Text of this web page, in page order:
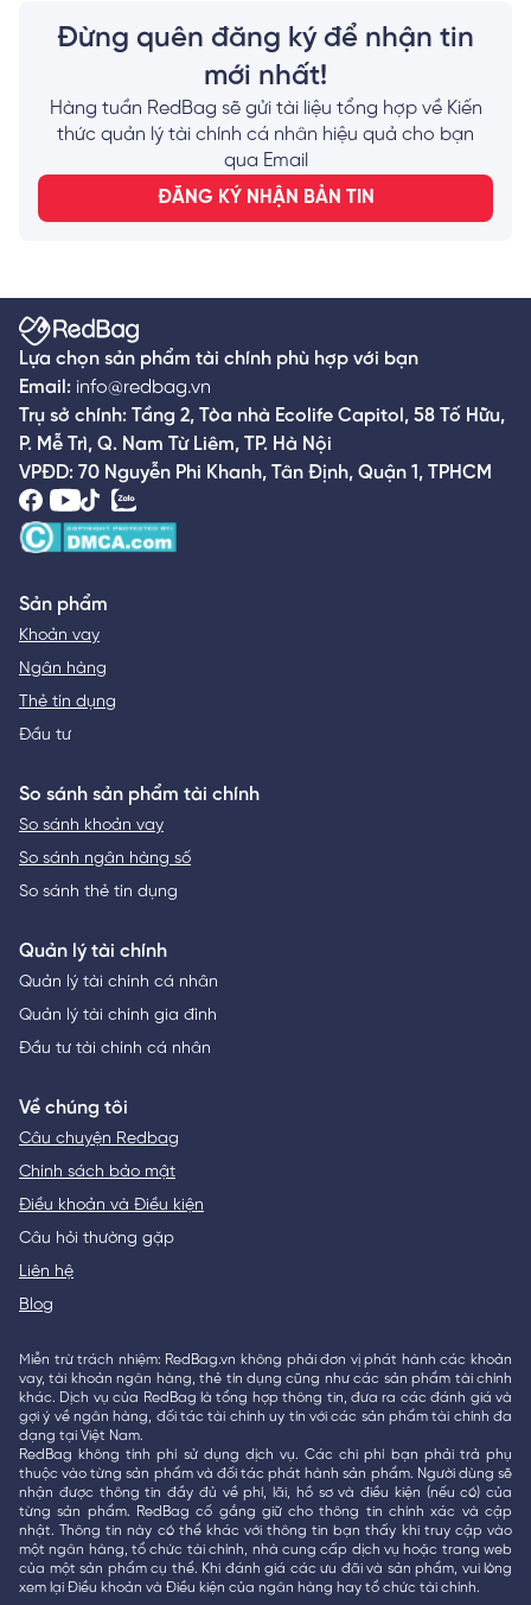
đen của VPBank nhanh nhất!
Đừng quên đăng ký để nhận tin
mới nhất!
Hàng tuần RedBag sẽ gửi tài liệu tổng hợp về Kiến
thức quản lý tài chính cá nhân hiệu quả cho bạn
qua Email
ĐĂNG KÝ NHẬN BẢN TIN
Lựa chọn sản phẩm tài chính phù hợp với bạn
Email: info@redbag.vn
Trụ sở chính: Tầng 2, Tòa nhà Ecolife Capitol, 58 Tố Hữu,
P. Mễ Trì, Q. Nam Từ Liêm, TP. Hà Nội
VPĐD: 70 Nguyễn Phi Khanh, Tân Định, Quận 1, TPHCM
Sản phẩm
Khoản vay
Ngân hàng
Thẻ tín dụng
Đầu tư
So sánh sản phẩm tài chính
So sánh khoản vay
So sánh ngân hàng số
So sánh thẻ tín dụng
Quản lý tài chính
Quản lý tài chính cá nhân
Quản lý tài chính gia đình
Đầu tư tài chính cá nhân
Về chúng tôi
Câu chuyện Redbag
Chính sách bảo mật
Điều khoản và Điều kiện
Câu hỏi thường gặp
Liên hệ
Blog
Miễn trừ trách nhiệm: RedBag.vn không phải đơn vị phát hành các khoản
vay, tài khoản ngân hàng, thẻ tín dụng cũng như các sản phẩm tài chính
khác. Dịch vụ của RedBag là tổng hợp thông tin, đưa ra các đánh giá và
gợi ý về ngân hàng, đối tác tài chính uy tín với các sản phẩm tài chính đa
dạng tại Việt Nam.
RedBag không tính phí sử dụng dịch vụ. Các chi phí bạn phải trả phụ
thuộc vào từng sản phẩm và đối tác phát hành sản phẩm. Người dùng sẽ
nhận được thông tin đầy đủ về phí, lãi, hồ sơ và điều kiện (nếu có) của
từng sản phẩm. RedBag cố gắng giữ cho thông tin chính xác và cập
nhật. Thông tin này có thể khác với thông tin bạn thấy khi truy cập vào
một ngân hàng, tổ chức tài chính, nhà cung cấp dịch vụ hoặc trang web
của một sản phẩm cụ thể. Khi đánh giá các ưu đãi và sản phẩm, vui lòng
xem lại Điều khoản và Điều kiện của ngân hàng hay tổ chức tài chính.